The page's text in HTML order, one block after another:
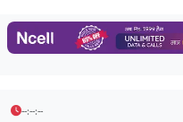
--:--:--